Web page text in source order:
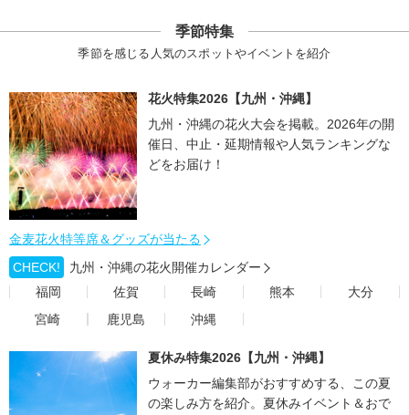
季節特集
季節を感じる人気のスポットやイベントを紹介
花火特集2026【九州・沖縄】
九州・沖縄の花火大会を掲載。2026年の開
催日、中止・延期情報や人気ランキングな
どをお届け！
金麦花火特等席＆グッズが当たる
CHECK!
九州・沖縄の花火開催カレンダー
福岡
佐賀 長崎 熊本
大分
宮崎
鹿児島 沖縄
夏休み特集2026【九州・沖縄】
ウォーカー編集部がおすすめする、この夏
の楽しみ方を紹介。夏休みイベント＆おで